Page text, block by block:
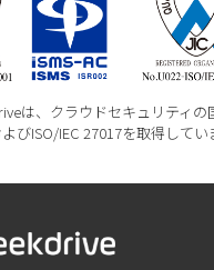
は、クラウドセキュリティの
びISO/IEC 27017を取得してい